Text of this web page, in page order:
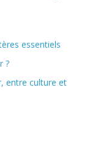
essentiels
?
entre culture et